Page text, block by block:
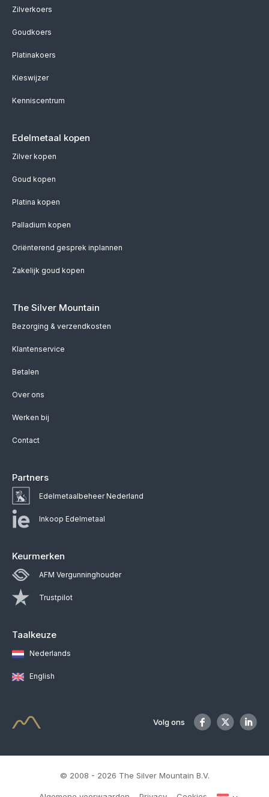
Zilverkoers
Goudkoers
Platinakoers
Kieswijzer
Kenniscentrum
Edelmetaal kopen
Zilver kopen
Goud kopen
Platina kopen
Palladium kopen
Oriënterend gesprek inplannen
Zakelijk goud kopen
The Silver Mountain
Bezorging & verzendkosten
Klantenservice
Betalen
Over ons
Werken bij
Contact
Partners
Edelmetaalbeheer Nederland
Inkoop Edelmetaal
Keurmerken
AFM Vergunninghouder
Trustpilot
Taalkeuze
Nederlands
English
Volg ons
© 2008 - 2026 The Silver Mountain B.V.